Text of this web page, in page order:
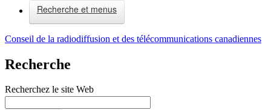
Recherche et menus
Conseil de la radiodiffusion et des télécommunications canadiennes
Recherche
Recherchez le site Web